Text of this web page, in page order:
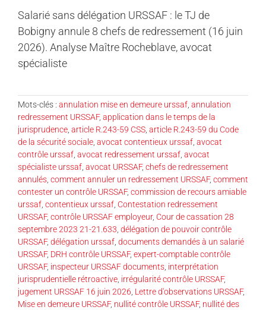
Salarié sans délégation URSSAF : le TJ de
Bobigny annule 8 chefs de redressement (16 juin
2026). Analyse Maître Rocheblave, avocat
spécialiste
Mots-clés : annulation mise en demeure urssaf annulation
redressement URSSAF, application dans le temps de la
jurisprudence article R.243-59 CSS article R.243-59 du Code
de la sécurité sociale avocat contentieux urssaf avocat
contrôle urssaf avocat redressement urssaf avocat
spécialiste urssaf avocat URSSAF, chefs de redressement
annulés comment annuler un redressement URSSAF, comment
contester un contrôle URSSAF, commission de recours amiable
urssaf contentieux urssaf Contestation redressement
URSSAF, contrôle URSSAF employeur, Cour de cassation 28
septembre 2023 21-21.633 délégation de pouvoir contrôle
URSSAF, délégation urssaf documents demandés à un salarié
URSSAF, DRH contrôle URSSAF, expert-comptable contrôle
URSSAF, inspecteur URSSAF documents interprétation
jurisprudentielle rétroactive irrégularité contrôle URSSAF,
jugement URSSAF 16 juin 2026 Lettre d'observations URSSAF,
Mise en demeure URSSAF, nullité contrôle URSSAF, nullité des